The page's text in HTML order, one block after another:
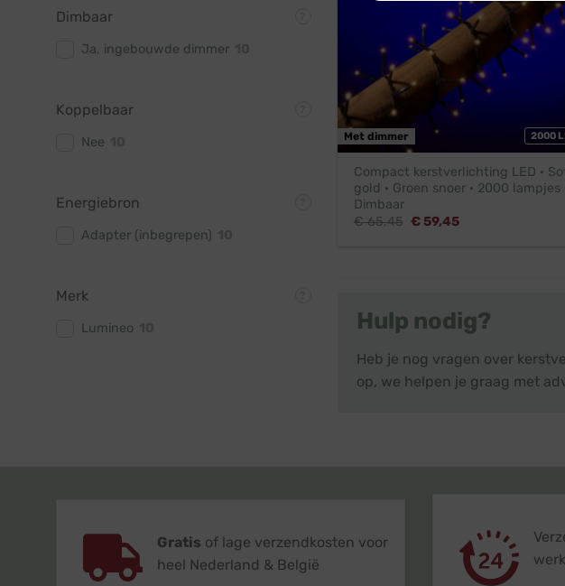
Dimbaar
Ja, ingebouwde dimmer
Koppelbaar
Nee
Energiebron
Adapter (inbegrepen)
Merk
Lumineo
2000
Met dimmer
Compact kerstverlichting LED ·
gold · Groen snoer · 2000 lampjes
Dimbaar
€65,45 Oorspronkelijke
€59,45Huidige
Hulp nodig?
Heb je nog vragen over
op, we helpen je graag met
Gratis of lage verzendkosten voor
heel Nederland & België